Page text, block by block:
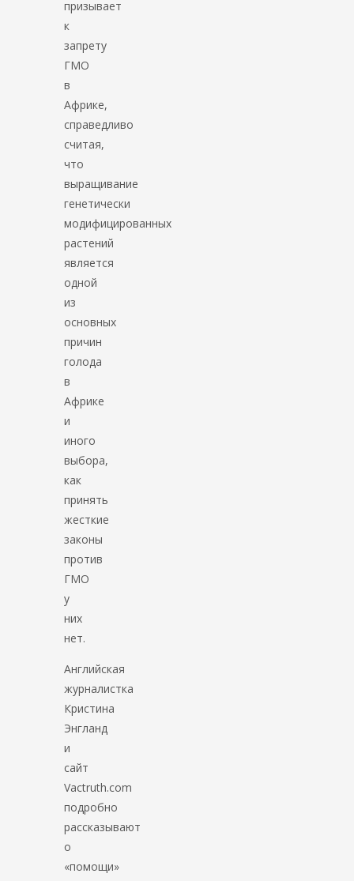
призывает
к
запрету
ГМО
в
Африке,
справедливо
считая,
что
выращивание
генетически
модифицированных
растений
является
одной
из
основных
причин
голода
в
Африке
и
иного
выбора,
как
принять
жесткие
законы
против
ГМО
у
них
нет.
Английская
журналистка
Кристина
Энгланд
и
сайт
Vactruth.com
подробно
рассказывают
о
«помощи»